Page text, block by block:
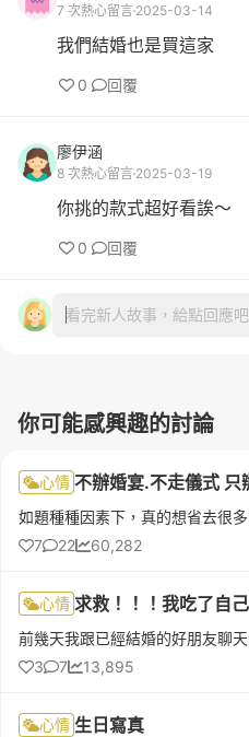
7 次熱心留言 2025-03-14
我們結婚也是買這家
0 回覆
廖伊涵
8 次熱心留言 2025-03-19
你挑的款式超好看誒～
0 回覆
看完新人故事，給點回應吧
你可能感興趣的討論
心情
7
22 60,282
心情
3
7 13,895
心情 生日寫真